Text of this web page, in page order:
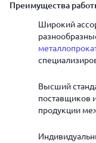
Преимущества
Широкий
Высший
поставщиков
продукции